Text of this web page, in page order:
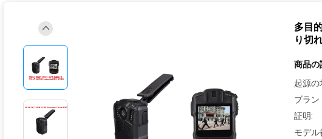
多目
り切
商品の
起源の
ブラン
証明:
モデル